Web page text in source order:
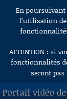
Aller au contenu
En
l’utilisation
ATTENTION : si
fonctionnalités
seront pas
Portail vidéo